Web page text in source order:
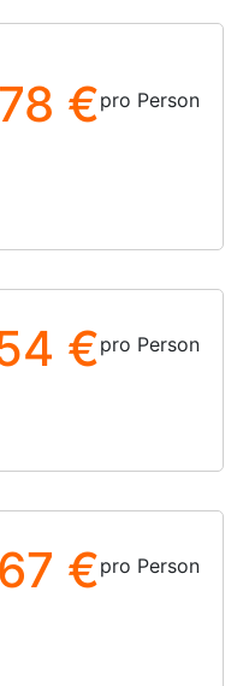
€pro Person
€pro Person
€pro Person